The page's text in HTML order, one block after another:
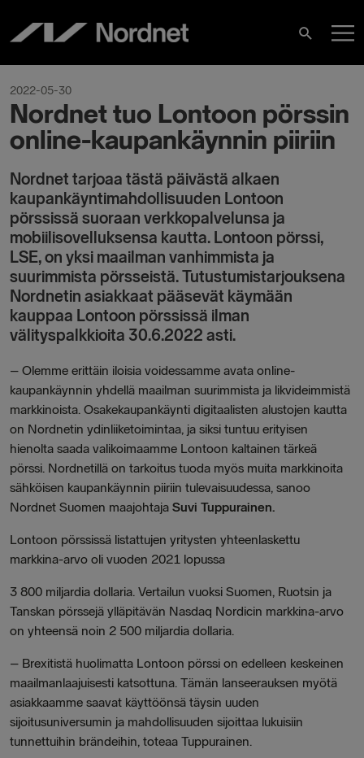
content
Search
2022-05-30
Nordnet tuo Lontoon pörssin
online-kaupankäynnin piiriin
Nordnet tarjoaa tästä päivästä alkaen
kaupankäyntimahdollisuuden Lontoon
pörssissä suoraan verkkopalvelunsa ja
mobiilisovelluksensa kautta. Lontoon pörssi,
LSE, on yksi maailman vanhimmista ja
suurimmista pörsseistä. Tutustumistarjouksena
Nordnetin asiakkaat pääsevät käymään
kauppaa Lontoon pörssissä ilman
välityspalkkioita 30.6.2022 asti.
– Olemme erittäin iloisia voidessamme avata online-
kaupankäynnin yhdellä maailman suurimmista ja likvideimmistä
markkinoista. Osakekaupankäynti digitaalisten alustojen kautta
on Nordnetin ydinliiketoimintaa, ja siksi tuntuu erityisen
hienolta saada valikoimaamme Lontoon kaltainen tärkeä
pörssi. Nordnetillä on tarkoitus tuoda myös muita markkinoita
sähköisen kaupankäynnin piiriin tulevaisuudessa, sanoo
Nordnet Suomen maajohtaja Suvi Tuppurainen.
Lontoon pörssissä listattujen yritysten yhteenlaskettu
markkina-arvo oli vuoden 2021 lopussa
3 800 miljardia dollaria. Vertailun vuoksi Suomen, Ruotsin ja
Tanskan pörssejä ylläpitävän Nasdaq Nordicin markkina-arvo
on yhteensä noin 2 500 miljardia dollaria.
– Brexitistä huolimatta Lontoon pörssi on edelleen keskeinen
maailmanlaajuisesti katsottuna. Tämän lanseerauksen myötä
asiakkaamme saavat käyttöönsä täysin uuden
sijoitusuniversumin ja mahdollisuuden sijoittaa lukuisiin
tunnettuihin brändeihin, toteaa Tuppurainen.